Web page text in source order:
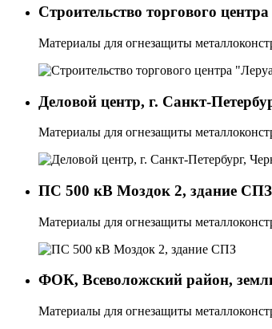
Строительство торгового
Материалы для огнезащиты
Деловой центр, г. Санкт-
Материалы для огнезащиты
ПС 500 кВ Моздок 2, здание СПЗ
Материалы для огнезащиты
ФОК, Всеволожский район,
Материалы для огнезащиты